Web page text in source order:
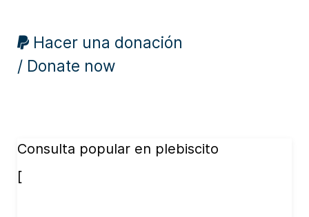
Hacer una donación
/ Donate now
Consulta popular en plebiscito
[